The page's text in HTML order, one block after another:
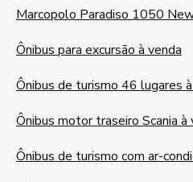
Marcopolo Paradiso 1050
Ônibus para excursão à venda
Ônibus de turismo 46 lugares
Ônibus motor traseiro Scania à
Ônibus de turismo com ar-